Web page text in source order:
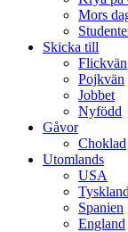
Mors
Skicka till
Flickvän
Pojkvän
Jobbet
Nyfödd
Gåvor
Choklad
Utomlands
USA
Tyskland
Spanien
England